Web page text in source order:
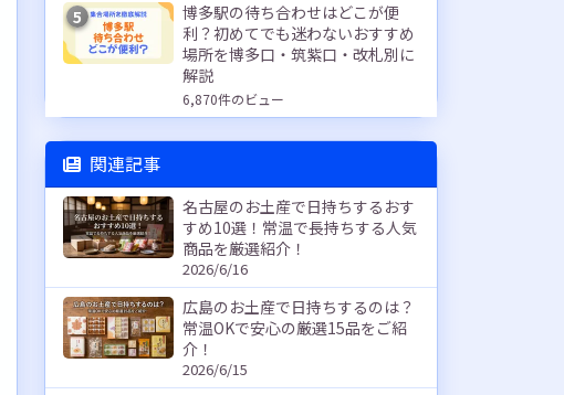
5
博多駅の待ち合わせはどこが便
利？初めてでも迷わないおすすめ
場所を博多口・筑紫口・改札別に
解説
6,870件のビュー
関連記事
名古屋のお土産で日持ちするおす
すめ10選！常温で長持ちする人気
商品を厳選紹介！
2026/6/16
広島のお土産で日持ちするのは？
常温OKで安心の厳選15品をご紹
介！
2026/6/15